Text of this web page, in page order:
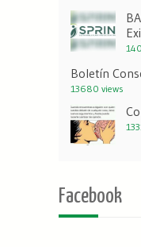
Boletín
13680 views
Facebook